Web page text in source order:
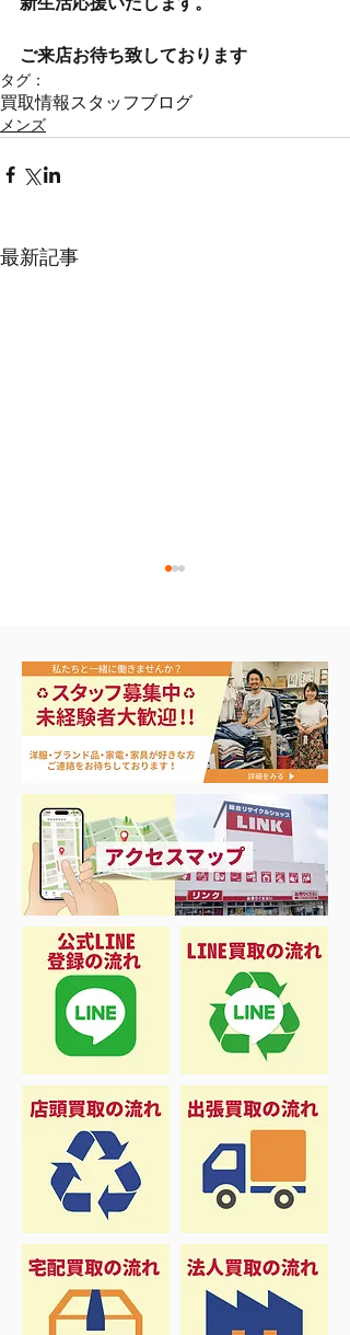
ご来店お待ち致しております
タグ：
買取情報 スタッフブログ
メンズ
最新記事
NIKE メンズスニーカー